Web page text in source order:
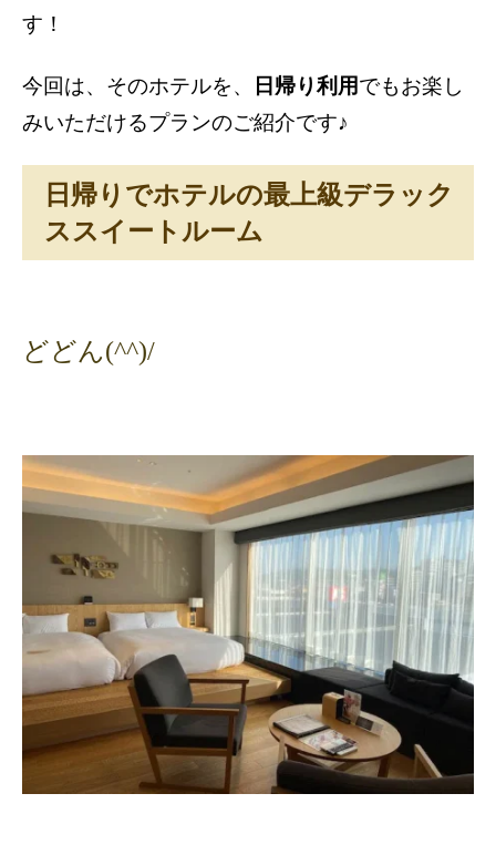
す！
今回は、そのホテルを、 日帰り利用でもお楽し
みいただけるプランのご紹介です♪
日帰りでホテルの最上級デラック
ススイートルーム
どどん(^^)/